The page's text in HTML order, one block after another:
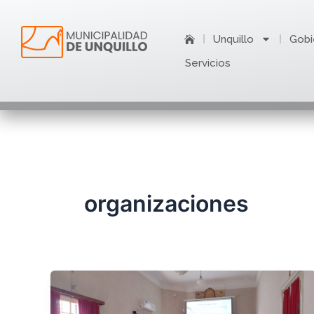
contenido
Unquillo
Servicios
organizaciones